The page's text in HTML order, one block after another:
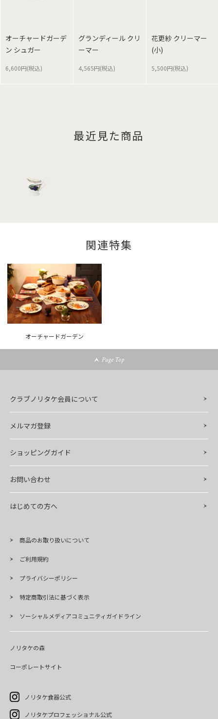
オーチャードガーデ
ン シュガー
6,600円(税込)
グランディール クリ
ーマー
4,565円(税込)
花更紗 クリーマー
(小)
5,500円(税込)
最近見た商品
関連特集
オーチャードガーデン
Page Top
クラブノリタケ会員について
メルマガ登録
ショッピングガイド
お問い合わせ
はじめての方へ
商品のお取り扱いについて
ご利用規約
プライバシーポリシー
特定商取引法に基づく表示
ソーシャルメディアコミュニティガイドライン
ノリタケの森
コーポレートサイト
ノリタケ食器公式
ノリタケプロフェッショナル公式